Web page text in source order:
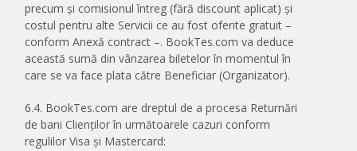
precum și comisionul întreg (fără discount aplicat) și
costul pentru alte Servicii ce au fost oferite gratuit –
conform Anexă contract –. BookTes.com va deduce
această sumă din vânzarea biletelor în momentul în
care se va face plata către Beneficiar (Organizator).
6.4. BookTes.com are dreptul de a procesa Returnări
de bani Clienților în următoarele cazuri conform
regulilor Visa și Mastercard: